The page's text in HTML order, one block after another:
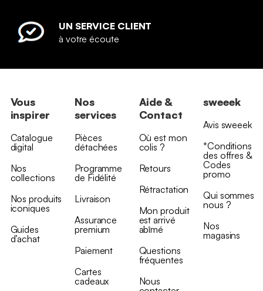
UN SERVICE CLIENT
à votre écoute
Vous
inspirer
Catalogue
digital
Nos
collections
Nos produits
iconiques
Guides
d’achat
Nos
services
Pièces
détachées
Programme
de Fidélité
Livraison
Assurance
premium
Paiement
Cartes
cadeaux
Aide &
Contact
Où est mon
colis ?
Retours
Rétractation
Mon produit
est arrivé
abîmé
Questions
fréquentes
Nous
sweeek
Avis sweeek
*Conditions
des offres &
Codes
promo
Qui sommes
nous ?
Nos
magasins